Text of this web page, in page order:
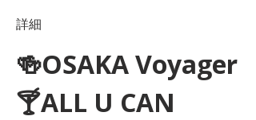
詳細
🍻OSAKA Voyager
🍸ALL U CAN